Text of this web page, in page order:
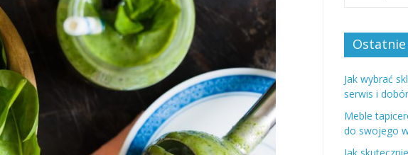
Jak wybrać
serwis i
Meble
do swojego